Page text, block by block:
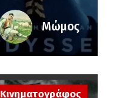
Μώμος
Κινηματογράφος